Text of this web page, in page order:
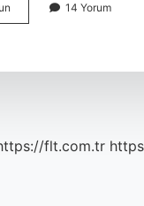
Hava
14 Yorum
flt.com.tr